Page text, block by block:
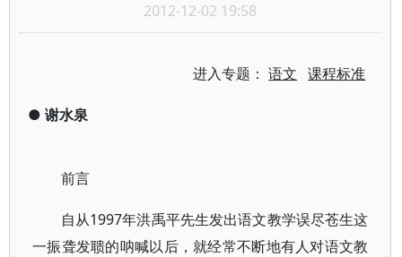
2012-12-02 19:58
进入专题：语文 课程标准
● 谢水泉
前言
自从1997年洪禹平先生发出语文教学误尽苍生这
一振聋发聩的呐喊以后，就经常不断地有人对语文教